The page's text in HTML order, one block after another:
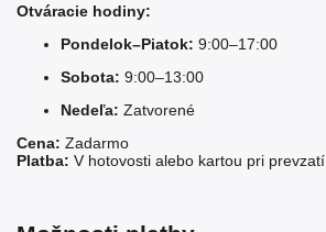
Otváracie hodiny:
Pondelok–Piatok: 9:00–17:00
Sobota: 9:00–13:00
Nedeľa: Zatvorené
Cena: Zadarmo
Platba: V hotovosti alebo kartou pri prevzatí